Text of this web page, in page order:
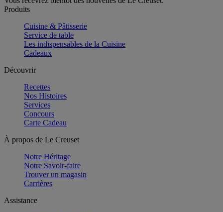
Produits
Cuisine & Pâtisserie
Service de table
Les indispensables de la Cuisine
Cadeaux
Découvrir
Recettes
Nos Histoires
Services
Concours
Carte Cadeau
À propos de Le Creuset
Notre Héritage
Notre Savoir-faire
Trouver un magasin
Carrières
Assistance